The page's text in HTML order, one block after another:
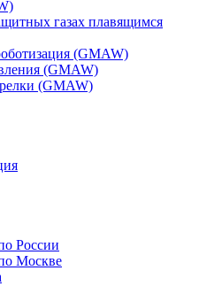
газах плавящимся
(GMAW)
(GMAW)
(GMAW)
России
Москве